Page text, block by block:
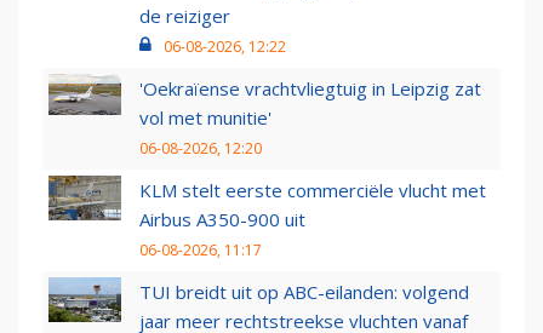
de reiziger
06-08-2026, 12:22
'Oekraïense vrachtvliegtuig in Leipzig zat
vol met munitie'
06-08-2026, 12:20
KLM stelt eerste commerciële vlucht met
Airbus A350-900 uit
06-08-2026, 11:17
TUI breidt uit op ABC-eilanden: volgend
jaar meer rechtstreekse vluchten vanaf